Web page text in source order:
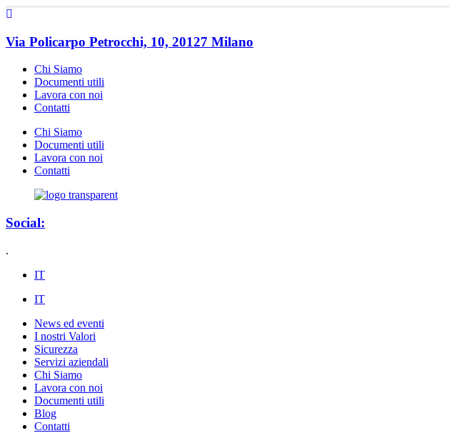
Via Policarpo Petrocchi, 10, 20127 Milano
Chi Siamo
Documenti utili
Lavora con noi
Contatti
Chi Siamo
Documenti utili
Lavora con noi
Contatti
Social:
.
IT
IT
News ed eventi
I nostri Valori
Sicurezza
Servizi aziendali
Chi Siamo
Lavora con noi
Documenti utili
Blog
Contatti